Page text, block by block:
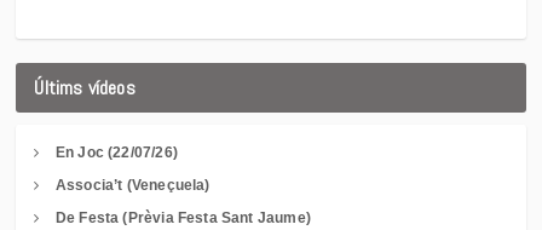
Últims vídeos
En Joc (22/07/26)
Associa’t (Veneçuela)
De Festa (Prèvia Festa Sant Jaume)